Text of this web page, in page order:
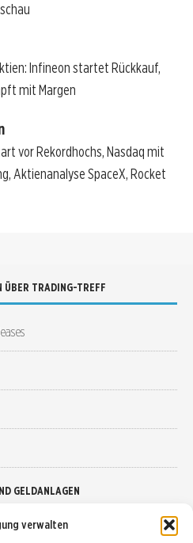
verwalten
Infineon startet Rückkauf,
mit Margen
vor Rekordhochs, Nasdaq mit
Aktienanalyse SpaceX, Rocket
ÜBER TRADING-TREFF
GELDANLAGEN